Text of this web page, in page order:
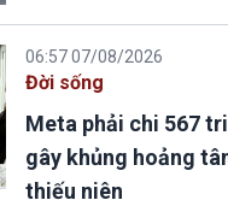
06:57 07/08/2026
Đời sống
Meta phải chi 567
gây khủng hoảng
thiếu niên